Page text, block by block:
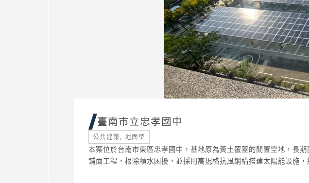
臺南市立忠孝國中
公共建築, 地面型
本案位於台南市東區忠孝國中，基地原為黃土覆蓋的閒置空地，長
鋪面工程，根除積水困擾，並採用高規格抗風鋼構搭建太陽能設施